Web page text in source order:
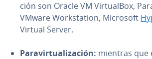
ción son Oracle VM Vi­r­tua­l­Box,
VMware Wo­r­k­s­ta­tion, Microsoft
Virtual Server.
Pa­ra­vi­r­tua­li­za­ción: mientras que